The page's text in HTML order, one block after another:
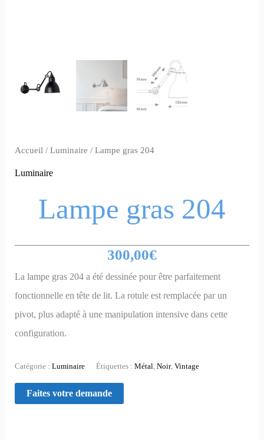
Accueil /Luminaire / Lampe gras 204
Luminaire
Lampe gras 204
300,00€
La lampe gras 204 a été dessinée pour être parfaitement
fonctionnelle en tête de lit. La rotule est remplacée par un
pivot, plus adapté à une manipulation intensive dans cette
configuration.
Catégorie :Luminaire Étiquettes :Métal,Noir,Vintage